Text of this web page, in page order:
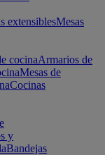
extensiblesMesas
cocinaArmarios de
Mesas de
Cocinas
y
Bandejas